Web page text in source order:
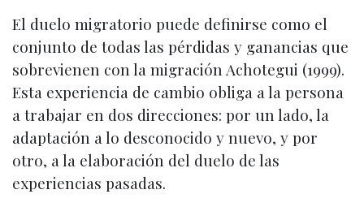
El duelo migratorio puede definirse como el
conjunto de todas las pérdidas y ganancias que
sobrevienen con la migración Achotegui (1999).
Esta experiencia de cambio obliga a la persona
a trabajar en dos direcciones: por un lado, la
adaptación a lo desconocido y nuevo, y por
otro, a la elaboración del duelo de las
experiencias pasadas.